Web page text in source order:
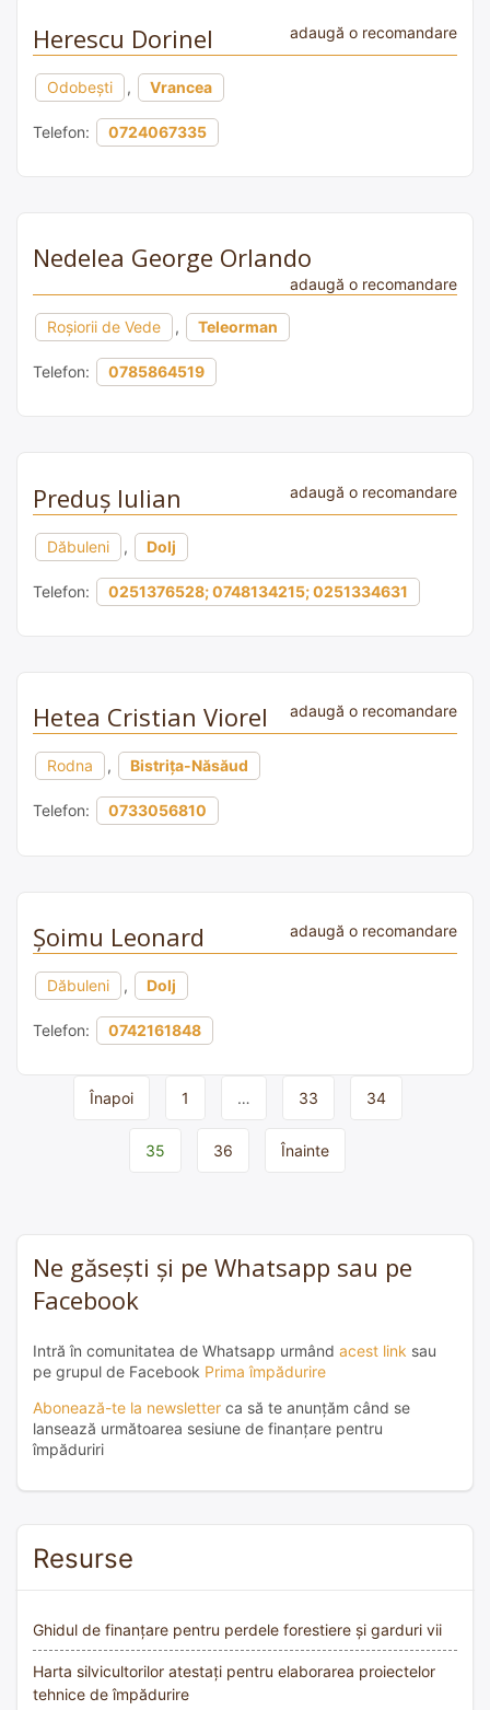
Herescu Dorinel adaugă o recomandare
Odobești , Vrancea
Telefon: 0724067335
Nedelea George Orlando
adaugă o recomandare
Roșiorii de Vede , Teleorman
Telefon: 0785864519
Preduș Iulian adaugă o recomandare
Dăbuleni , Dolj
Telefon: 0251376528; 0748134215; 0251334631
Hetea Cristian Viorel adaugă o recomandare
Rodna , Bistrița-Năsăud
Telefon: 0733056810
Şoimu Leonard adaugă o recomandare
Dăbuleni , Dolj
Telefon: 0742161848
PageÎnapoi 1 … 33 34
35 36 Înainte
Ne găsești și pe Whatsapp sau pe
Facebook
Intră în comunitatea de Whatsapp urmând acest link sau
pe grupul de Facebook Prima împădurire
Abonează-te la newsletter ca să te anunțăm când se
lansează următoarea sesiune de finanțare pentru
împăduriri
Resurse
Ghidul de finanțare pentru perdele forestiere și garduri vii
Harta silvicultorilor atestați pentru elaborarea proiectelor
tehnice de împădurire